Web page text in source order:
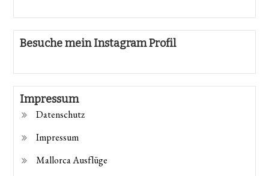
Besuche mein Instagram Profil
Impressum
Datenschutz
Impressum
Mallorca Ausflüge